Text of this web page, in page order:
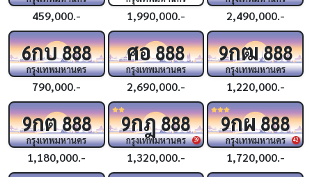
459,000.- 1,990,000.- 2,490,000.-
6กบ888
กรุงเทพมหานคร
790,000.-
ศอ888
กรุงเทพมหานคร
2,690,000.-
9กฒ888
กรุงเทพมหานคร
1,220,000.-
9กต888
กรุงเทพมหานคร
1,180,000.-
39
9กฎ888
กรุงเทพมหานคร
1,320,000.-
42
9กผ888
กรุงเทพมหานคร
1,720,000.-